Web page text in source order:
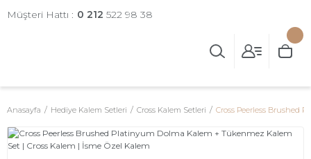
Müşteri Hattı : 0 212 522 98 38
Anasayfa Hediye Kalem Setleri Cross Kalem Setleri Cross Peerless Brushed